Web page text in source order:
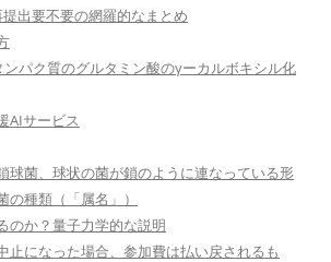
出要不要の網羅的なまとめ
ンパク質のグルタミン酸のγーカルボキシル化
AIサービス
球菌、球状の菌が鎖のように連なっている形
種類（「属名」）
のか？量子力学的な説明
止になった場合、参加費は払い戻されるも